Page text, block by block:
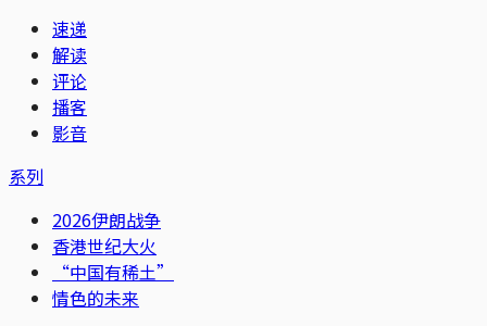
速递
解读
评论
播客
影音
系列
2026伊朗战争
香港世纪大火
“中国有稀土”
情色的未来